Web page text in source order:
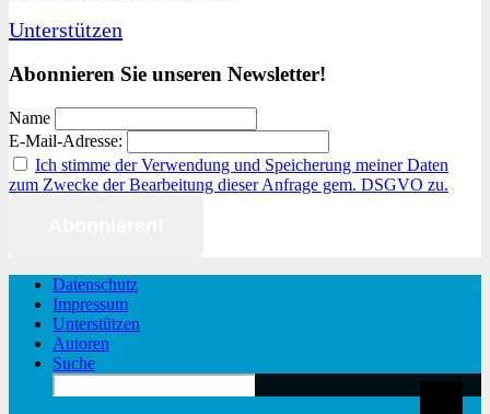
Unterstützen
Abonnieren Sie unseren Newsletter!
Name
E-Mail-Adresse:
Ich stimme der Verwendung und Speicherung meiner Daten
zum Zwecke der Bearbeitung dieser Anfrage gem. DSGVO zu.
Datenschutz
Impressum
Unterstützen
Autoren
Suche
Search
for: